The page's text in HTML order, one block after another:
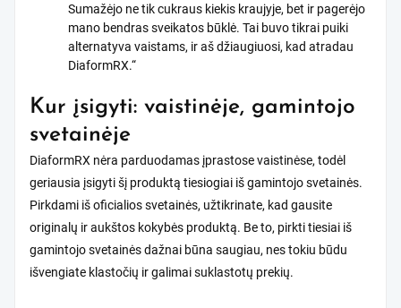
Sumažėjo ne tik cukraus kiekis kraujyje, bet ir pagerėjo
mano bendras sveikatos būklė. Tai buvo tikrai puiki
alternatyva vaistams, ir aš džiaugiuosi, kad atradau
DiaformRX.“
Kur įsigyti: vaistinėje, gamintojo
svetainėje
DiaformRX nėra parduodamas įprastose vaistinėse, todėl
geriausia įsigyti šį produktą tiesiogiai iš gamintojo svetainės.
Pirkdami iš oficialios svetainės, užtikrinate, kad gausite
originalų ir aukštos kokybės produktą. Be to, pirkti tiesiai iš
gamintojo svetainės dažnai būna saugiau, nes tokiu būdu
išvengiate klastočių ir galimai suklastotų prekių.